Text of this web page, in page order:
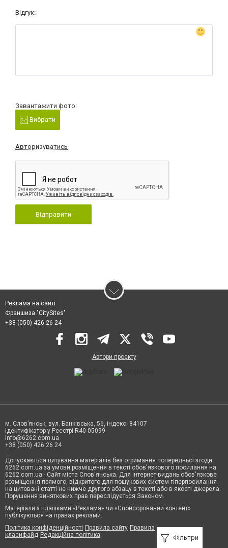
Відгук:
Завантажити фото:
Вибрати
Авторизуватись
Відправити
Фільтри
Реклама на сайті
Франшиза "CitySites"
+38 (050) 426 26 24
Автори проєкту
м. Слов’янськ, вул. Банківська, 56, індекс: 84107
Ідентифікатор у Реєстрі R40-05099
info@6262.com.ua
+38 (050) 426 26 24
Допускається цитування матеріалів без отримання попередньої згоди
6262.com.ua за умови розміщення в тексті обов'язкового посилання на
6262.com.ua - Сайт міста Слов'янська. Для інтернет-видань обов'язкове
розміщення прямого, відкритого для пошукових систем гіперпосилання
на цитовані статті не нижче другого абзацу в тексті або в якості джерела.
Порушення виняткових прав переслідується Законом.
Матеріали з плашками «Реклама» чи «Спонсорований контент»
публікуються на правах реклами.
Політика конфіденційності Правила сайту Правила
класифайд Редакційна політика